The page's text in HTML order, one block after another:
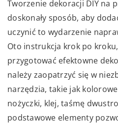
Tworzenie dekoracji DIY na
doskonały sposób, aby
uczynić to wydarzenie
Oto instrukcja krok po
przygotować efektowne
należy zaopatrzyć się w
narzędzia, takie jak
nożyczki, klej, taśmę
podstawowe elementy